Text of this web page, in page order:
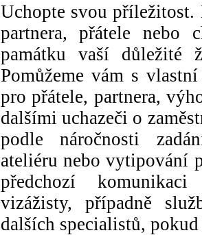
Uchopte svou příležitost.
partnera, přátele nebo
památku vaší důležité
Pomůžeme vám s
pro přátele, partnera,
dalšími uchazeči o
podle náročnosti
ateliéru nebo vytipování
předchozí
vizážisty, případně
dalších specialistů,